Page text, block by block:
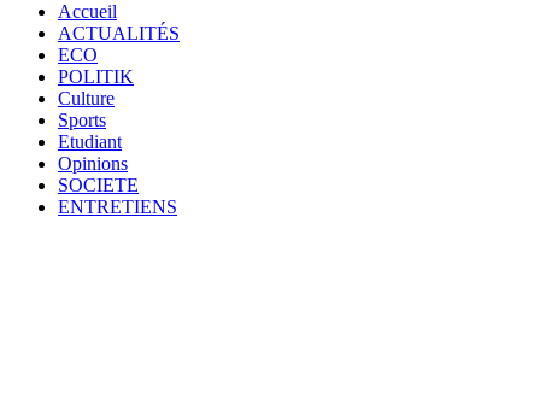
Accueil
ACTUALITÉS
ECO
POLITIK
Culture
Sports
Etudiant
Opinions
SOCIETE
ENTRETIENS